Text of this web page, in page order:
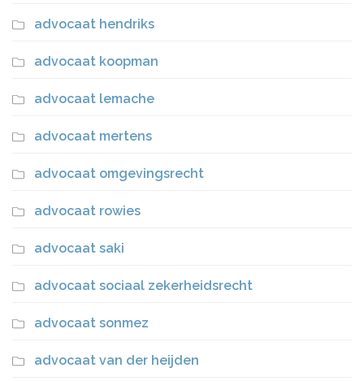
advocaat hendriks
advocaat koopman
advocaat lemache
advocaat mertens
advocaat omgevingsrecht
advocaat rowies
advocaat saki
advocaat sociaal zekerheidsrecht
advocaat sonmez
advocaat van der heijden